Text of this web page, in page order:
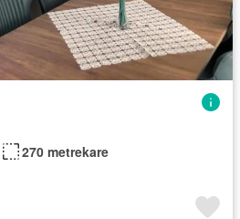
270 metrekare